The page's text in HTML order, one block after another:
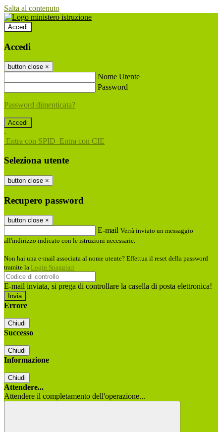
Salta al contenuto
Accedi
Accedi
button close ×
Nome Utente
Password
Password dimenticata?
-
Entra con SPID Entra con CIE
Seleziona utente
button close ×
Recupero password
button close ×
E-mail Verrà inviato un messaggio
all'indirizzo indicato con le istruzioni necessarie.
Non hai una e-mail associata al nome utente? Effettua il reset della password
tramite la Login Spaggiari
E-mail inviata, si prega di controllare la casella di posta elettronica!
Errore
Chiudi
Successo
Chiudi
Informazione
Chiudi
Attendere...
Attendere il completamento dell'operazione...